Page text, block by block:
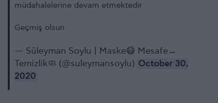
müdahalelerine devam etmektedir
Geçmiş olsun
— Süleyman Soylu | Maske😷 Mesafe↔️
Temizlik🧼 (@suleymansoylu) October 30,
2020